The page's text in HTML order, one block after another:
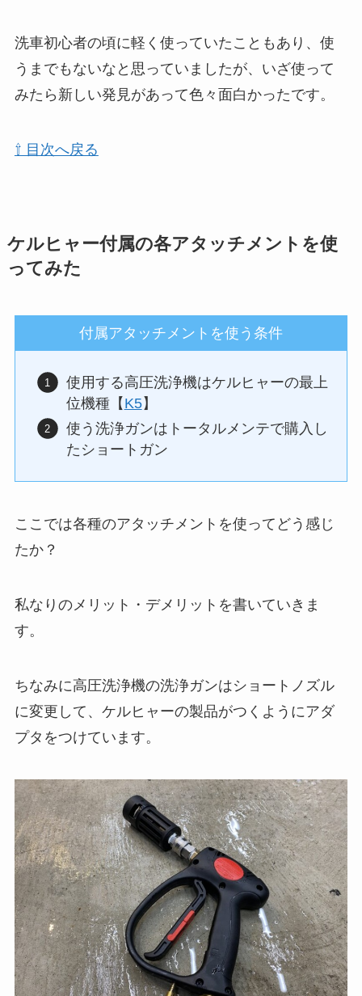
洗車初心者の頃に軽く使っていたこともあり、使
うまでもないなと思っていましたが、いざ使って
みたら新しい発見があって色々面白かったです。
⇧ 目次へ戻る
ケルヒャー付属の各アタッチメントを使
ってみた
付属アタッチメントを使う条件
使用する高圧洗浄機はケルヒャーの最上
位機種【 K5】
使う洗浄ガンはトータルメンテで購入し
たショートガン
ここでは各種のアタッチメントを使ってどう感じ
たか？
私なりのメリット・デメリットを書いていきま
す。
ちなみに高圧洗浄機の洗浄ガンはショートノズル
に変更して、ケルヒャーの製品がつくようにアダ
プタをつけています。